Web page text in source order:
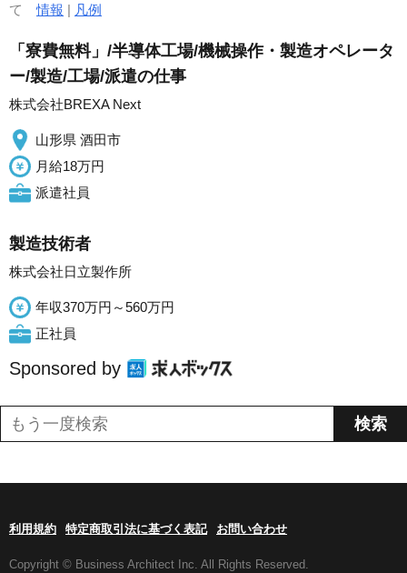
て情報 | 凡例
「寮費無料」/半導体工場/機械操作・製造オペレータ
ー/製造/工場/派遣の仕事
株式会社BREXA Next
山形県 酒田市
月給18万円
派遣社員
製造技術者
株式会社日立製作所
年収370万円～560万円
正社員
Sponsored by
利用規約 特定商取引法に基づく表記 お問い合わせ
Copyright © Business Architect Inc. All Rights Reserved.